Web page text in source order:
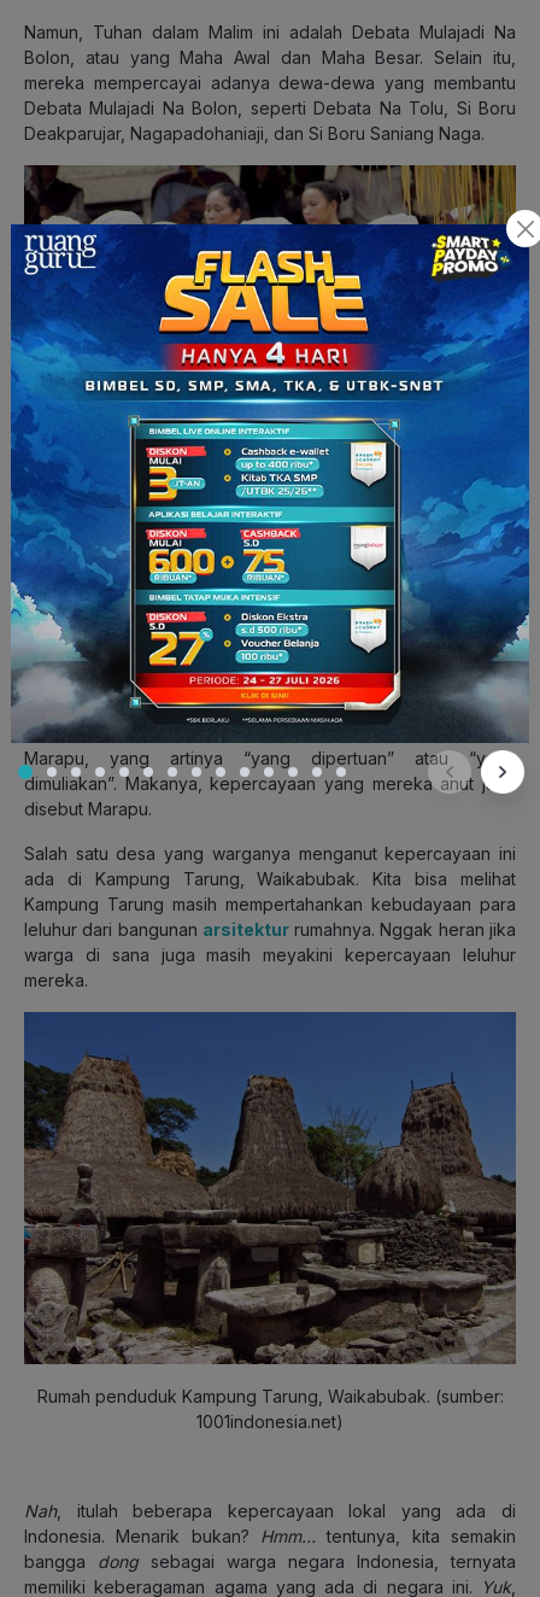
Namun, Tuhan dalam Malim ini adalah Debata Mulajadi Na
Bolon, atau yang Maha Awal dan Maha Besar. Selain itu,
mereka mempercayai adanya dewa-dewa yang membantu
Debata Mulajadi Na Bolon, seperti Debata Na Tolu, Si Boru
Deakparujar, Nagapadohaniaji, dan Si Boru Saniang Naga.
Para penganut Malim. (sumber: yukepo.com)
5. Marapu
Last but not least, Marapu adalah aliran kepercayaan lokal
Indonesia yang berasal dari Sumba, Nusa Tenggara Timur.
Para penganut Marapu menerapkan keyakinannya dengan
memuja arwah-arwah para leluhur.
Nah, dalam bahasa Sumba, arwah-arwah leluhur itu disebut
Marapu, yang artinya “yang dipertuan” atau “yang
dimuliakan”. Makanya, kepercayaan yang mereka anut juga
disebut Marapu.
Salah satu desa yang warganya menganut kepercayaan ini
ada di Kampung Tarung, Waikabubak. Kita bisa melihat
Kampung Tarung masih mempertahankan kebudayaan para
leluhur dari bangunan arsitekturrumahnya. Nggak heran jika
warga di sana juga masih meyakini kepercayaan leluhur
mereka.
Rumah penduduk Kampung Tarung, Waikabubak. (sumber:
1001indonesia.net)
Nah, itulah beberapa kepercayaan lokal yang ada di
Indonesia. Menarik bukan? Hmm…tentunya, kita semakin
bangga dong sebagai warga negara Indonesia, ternyata
memiliki keberagaman agama yang ada di negara ini.
Yuk,